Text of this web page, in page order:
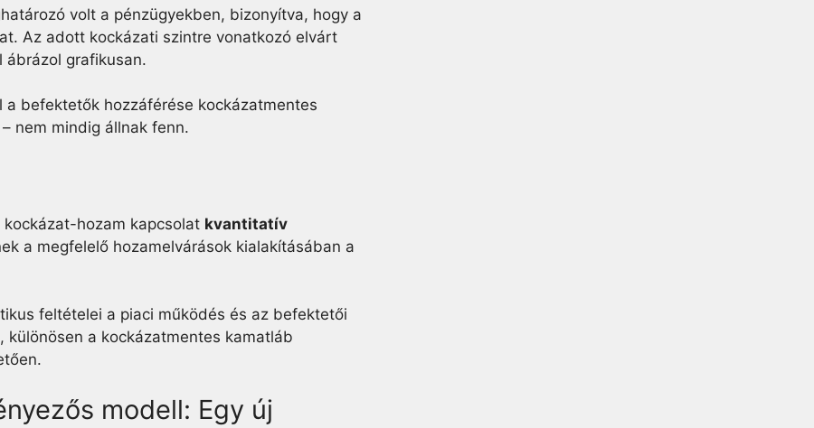
volt a pénzügyekben, bizonyítva, hogy a
Az adott kockázati szintre vonatkozó elvárt
ábrázol grafikusan.
befektetők hozzáférése kockázatmentes
nem mindig állnak fenn.
hozam kapcsolat kvantitatív
a megfelelő hozamelvárások kialakításában a
feltételei a piaci működés és az befektetői
a kockázatmentes kamatláb
modell: Egy új